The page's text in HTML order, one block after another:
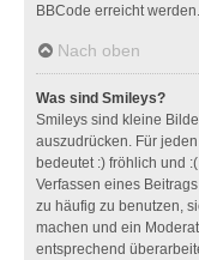
BBCode erreicht werden.
Nach oben
Was sind Smileys?
Smileys sind kleine
auszudrücken. Für
bedeutet :) fröhlich und
Verfassen eines
zu häufig zu benutzen,
machen und ein
entsprechend